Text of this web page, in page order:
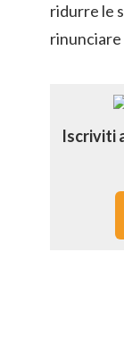
ridurre le
Iscriviti